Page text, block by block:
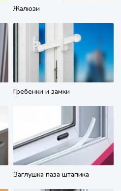
Жалюзи
Гребенки и замки
Заглушка паза штапика